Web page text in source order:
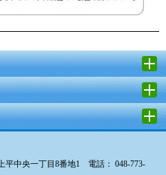
平中央一丁目8番地1 電話： 048-773-